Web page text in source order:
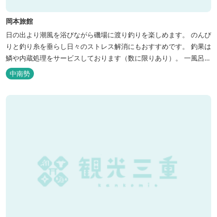
岡本旅館
日の出より潮風を浴びながら磯場に渡り釣りを楽しめます。 のんび
りと釣り糸を垂らし日々のストレス解消にもおすすめです。 釣果は
鱗や内蔵処理をサービスしております（数に限りあり）。 一風呂浴
びてさっぱりしてお帰りいただけます。 料金１名５５００円、弁当
５００円
中南勢